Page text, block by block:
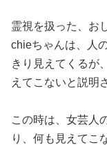
霊視を扱った、お
chieちゃんは、人
きり見えてくるが
えてこないと説明
この時は、女芸人
り、何も見えてこ